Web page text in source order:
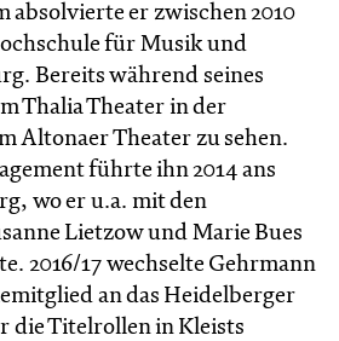
absolvierte er zwischen 2010
für Musik und
Bereits während seines
Thalia Theater in der
Altonaer Theater zu sehen.
führte ihn 2014 ans
wo er u.a. mit den
Lietzow und Marie Bues
2016/17 wechselte Gehrmann
an das Heidelberger
die Titelrollen in Kleists